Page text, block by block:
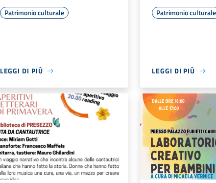
Patrimonio culturale
LEGGI DI PIÙ
Patrimonio culturale
LEGGI DI PIÙ